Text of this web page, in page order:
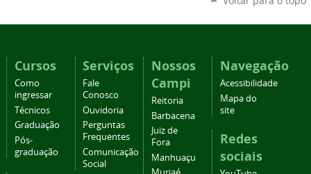
Cursos
Como
ingressar
Técnicos
Graduação
Pós-
graduação
Serviços
Fale
Conosco
Ouvidoria
Perguntas
Frequentes
Comunicação
Social
Nossos
Campi
Reitoria
Barbacena
Juiz de
Fora
Manhuaçu
Navegação
Acessibilidade
Mapa do
site
Redes
sociais